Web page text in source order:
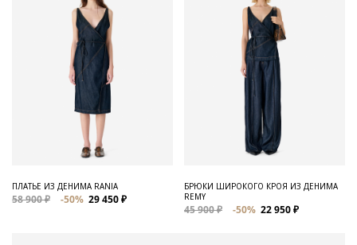
ПЛАТЬЕ ИЗ ДЕНИМА RANIA
58 900 ₽ -50% 29 450 ₽
БРЮКИ ШИРОКОГО КРОЯ ИЗ ДЕНИМА
REMY
45 900 ₽ -50% 22 950 ₽